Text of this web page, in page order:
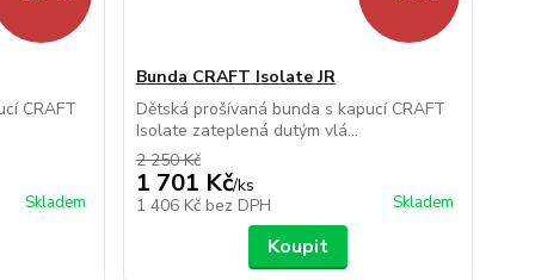
CRAFT
Skladem
Bunda CRAFT Isolate JR
Dětská prošívaná bunda s kapucí CRAFT
Isolate zateplená dutým vlá...
2 250 Kč
1 701 Kč/ks
1 406 Kč bez DPH Skladem
Koupit